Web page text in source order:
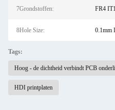
7Grondstoffen: FR4
8Hole Size: 0.1mm
Tags:
Hoog - de dichtheid verbindt PCB
HDI printplaten